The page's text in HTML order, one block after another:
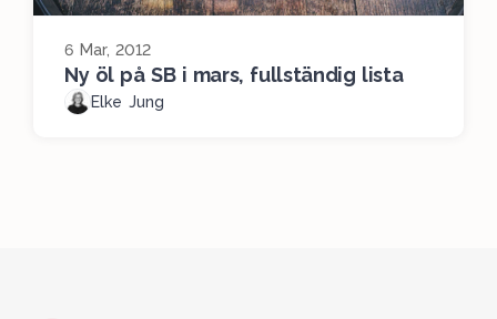
6 Mar, 2012
Ny öl på SB i mars, fullständig lista
Elke Jung